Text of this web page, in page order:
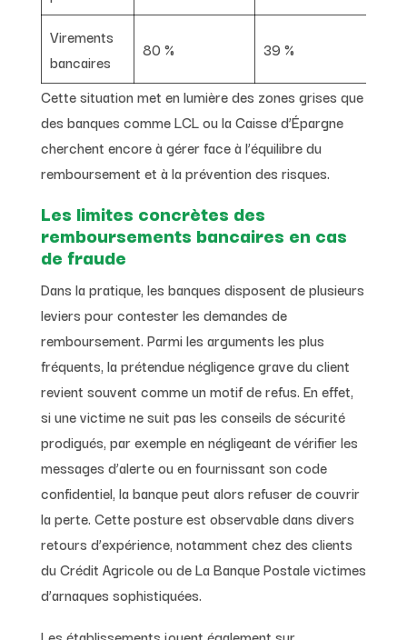
Virements
bancaires
80 % 39 %
Cette situation met en lumière des zones grises que
des banques comme LCL ou la Caisse d’Épargne
cherchent encore à gérer face à l’équilibre du
remboursement et à la prévention des risques.
Les limites concrètes des
remboursements bancaires en cas
de fraude
Dans la pratique, les banques disposent de plusieurs
leviers pour contester les demandes de
remboursement. Parmi les arguments les plus
fréquents, la prétendue négligence grave du client
revient souvent comme un motif de refus. En effet,
si une victime ne suit pas les conseils de sécurité
prodigués, par exemple en négligeant de vérifier les
messages d’alerte ou en fournissant son code
confidentiel, la banque peut alors refuser de couvrir
la perte. Cette posture est observable dans divers
retours d’expérience, notamment chez des clients
du Crédit Agricole ou de La Banque Postale victimes
d’arnaques sophistiquées.